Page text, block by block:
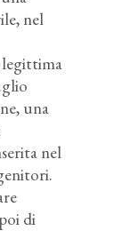
nel
legittima
una
nel
di